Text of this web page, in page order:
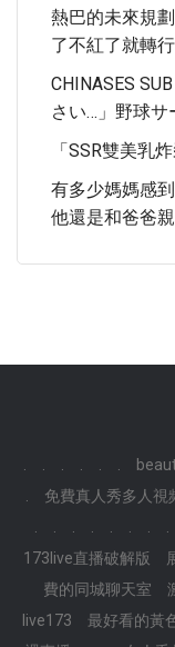
熱巴的未來規
了不紅了就轉行
CHINASES
さい…」野球サ
「SSR雙美乳
有多少媽媽感
他還是和爸爸親
免費真人秀多人視
173live直播破解版
費的同城聊天室
live173
最好看的黃